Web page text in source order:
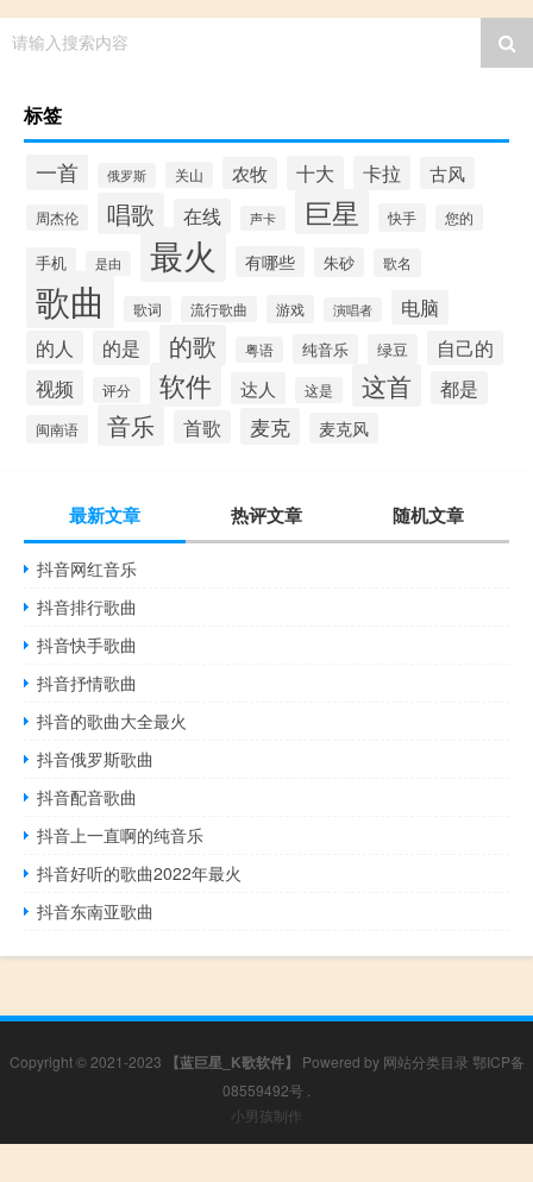
请输入搜索内容
标签
一首 俄罗斯 关山 农牧 十大 卡拉 古风
周杰伦 唱歌 在线 声卡 巨星 快手 您的
手机 是由 最火 有哪些 朱砂 歌名
歌曲 歌词 流行歌曲 游戏 演唱者 电脑
的人 的是 的歌 粤语 纯音乐 绿豆 自己的
视频 评分 软件 达人 这是 这首 都是
闽南语 音乐 首歌 麦克 麦克风
最新文章 热评文章 随机文章
抖音网红音乐
抖音排行歌曲
抖音快手歌曲
抖音抒情歌曲
抖音的歌曲大全最火
抖音俄罗斯歌曲
抖音配音歌曲
抖音上一直啊的纯音乐
抖音好听的歌曲2022年最火
抖音东南亚歌曲
Copyright © 2021-2023 【蓝巨星_K歌软件】 Powered by 网站分类目录 鄂ICP备
08559492号
小男孩制作